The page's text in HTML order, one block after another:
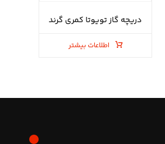
دریچه گاز تویوتا کمری گرند
اطلاعات بیشتر